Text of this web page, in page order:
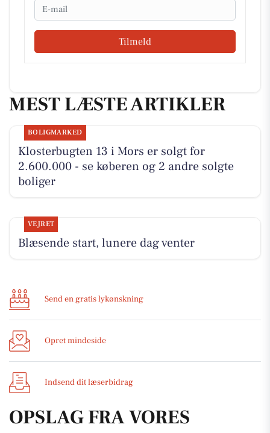
Email
Tilmeld
MEST LÆSTE ARTIKLER
BOLIGMARKED
Klosterbugten 13 i Mors er solgt for
2.600.000 - se køberen og 2 andre solgte
boliger
VEJRET
Blæsende start, lunere dag venter
Send en gratis lykønskning
Opret mindeside
Indsend dit læserbidrag
OPSLAG FRA VORES